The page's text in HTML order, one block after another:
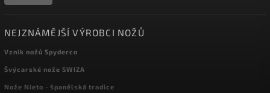
NEJZNÁMĚJŠÍ VÝROBCI NOŽŮ
Vznik nožů Spyderco
Švýcarské nože SWIZA
Nože Nieto - španělská tradice